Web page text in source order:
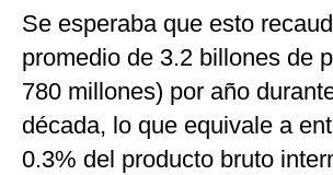
Se esperaba que esto
promedio de 3.2 billones de
780 millones) por año
década, lo que equivale a
0.3% del producto bruto